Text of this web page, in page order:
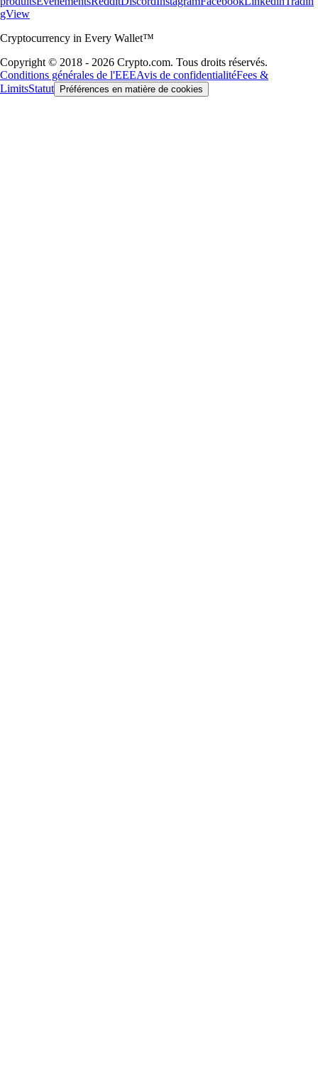
gView
Cryptocurrency in Every Wallet™
Copyright © 2018 - 2026 Crypto.com. Tous droits réservés.
Conditions générales de l'EEEAvis de confidentialitéFees &
LimitsStatut Préférences en matière de cookies